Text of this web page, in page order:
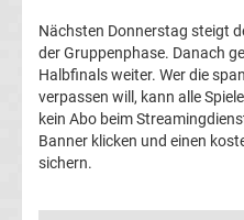
Premier
Tabelle
Nächsten Donnerstag steigt
der Gruppenphase. Danach
Halbfinals weiter. Wer die
verpassen will, kann alle
kein Abo beim
Banner klicken und einen
sichern.